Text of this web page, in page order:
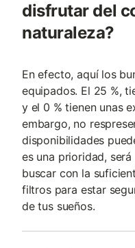
disfrutar del
naturaleza?
En efecto, aquí los
equipados. El 25 %,
y el 0 % tienen unas
embargo, no
disponibilidades
es una prioridad,
buscar con la
filtros para estar
de tus sueños.